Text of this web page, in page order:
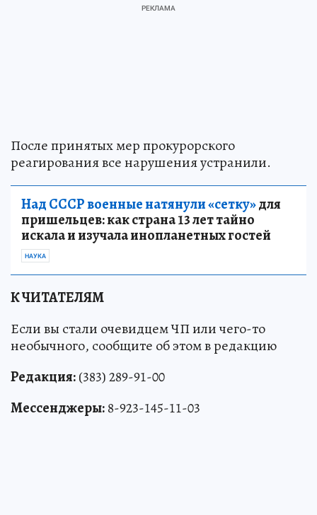
После принятых мер прокурорского
реагирования все нарушения устранили.
Над СССР военные натянули «сетку»для
пришельцев: как страна 13 лет тайно
искала и изучала инопланетных гостей
НАУКА
К ЧИТАТЕЛЯМ
Если вы стали очевидцем ЧП или чего-то
необычного, сообщите об этом в редакцию
Редакция:(383) 289-91-00
Мессенджеры:8-923-145-11-03